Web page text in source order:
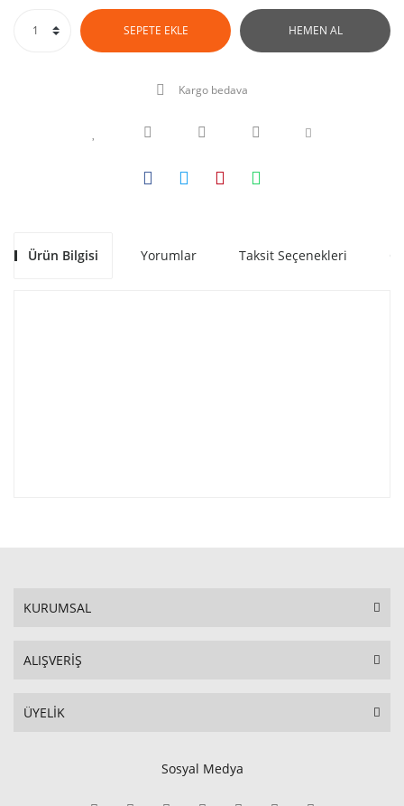
SEPETE EKLE HEMEN AL
Kargo bedava
Ürün Bilgisi Yorumlar Taksit Seçenekleri
KURUMSAL
ALIŞVERİŞ
ÜYELİK
Sosyal Medya